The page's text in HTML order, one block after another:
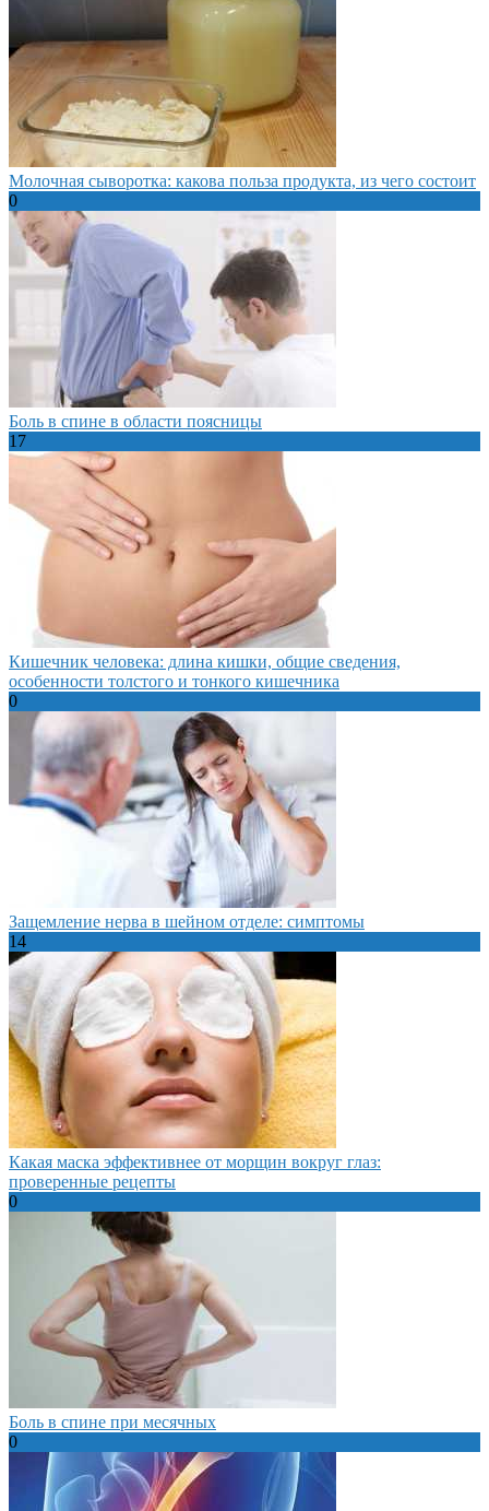
Молочная сыворотка: какова польза продукта, из чего состоит
0
Боль в спине в области поясницы
17
Кишечник человека: длина кишки, общие сведения,
особенности толстого и тонкого кишечника
0
Защемление нерва в шейном отделе: симптомы
14
Какая маска эффективнее от морщин вокруг глаз:
проверенные рецепты
0
Боль в спине при месячных
0